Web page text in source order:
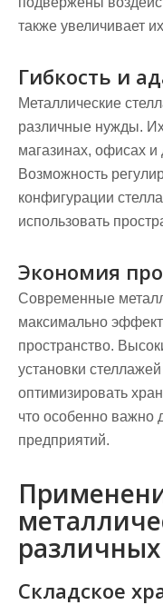
также увеличивает
Гибкость и
Металлические
различные нужды.
магазинах, офисах
Возможность
конфигурации
использовать
Экономия
Современные
максимально
пространство.
установки
оптимизировать
что особенно важно
предприятий.
Складское